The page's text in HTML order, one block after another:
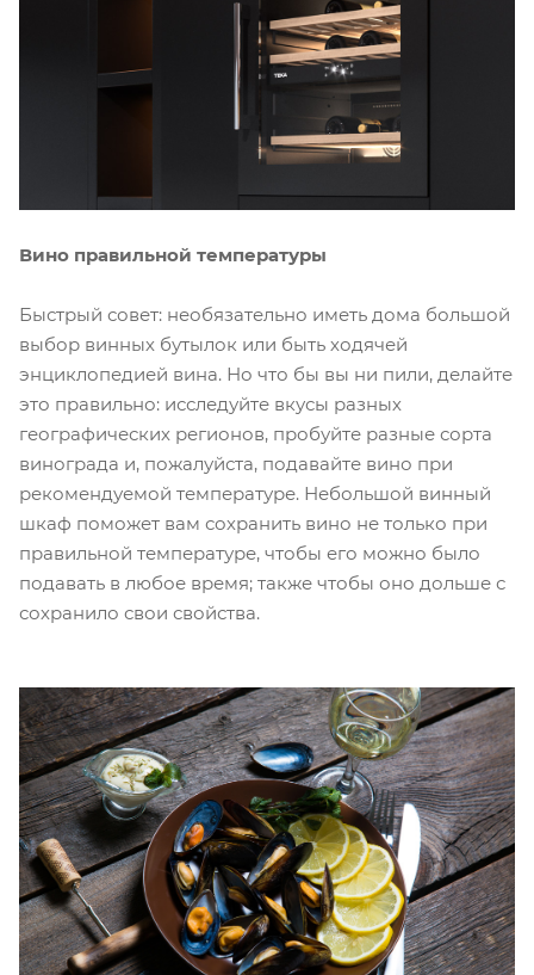
Вино правильной температуры
Быстрый совет: необязательно иметь дома большой
выбор винных бутылок или быть ходячей
энциклопедией вина. Но что бы вы ни пили, делайте
это правильно: исследуйте вкусы разных
географических регионов, пробуйте разные сорта
винограда и, пожалуйста, подавайте вино при
рекомендуемой температуре. Небольшой винный
шкаф поможет вам сохранить вино не только при
правильной температуре, чтобы его можно было
подавать в любое время; также чтобы оно дольше с
сохранило свои свойства.